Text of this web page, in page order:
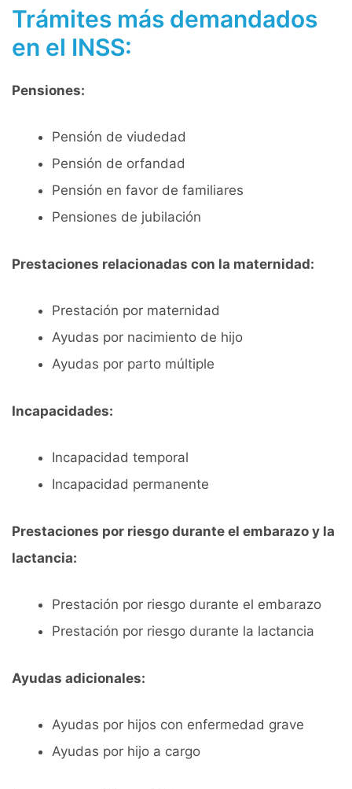
Trámites más demandados
en el INSS:
Pensiones:
Pensión de viudedad
Pensión de orfandad
Pensión en favor de familiares
Pensiones de jubilación
Prestaciones relacionadas con la maternidad:
Prestación por maternidad
Ayudas por nacimiento de hijo
Ayudas por parto múltiple
Incapacidades:
Incapacidad temporal
Incapacidad permanente
Prestaciones por riesgo durante el embarazo y la
lactancia:
Prestación por riesgo durante el embarazo
Prestación por riesgo durante la lactancia
Ayudas adicionales:
Ayudas por hijos con enfermedad grave
Ayudas por hijo a cargo